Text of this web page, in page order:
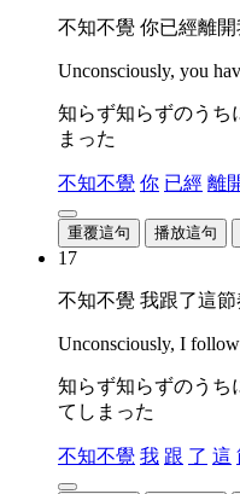
不知不覺 你已經離開
Unconsciously, you
知らず知らずのうち
まった
不知不覺 你 已經 離
重覆這句 播放這句
17
不知不覺 我跟了這節
Unconsciously, I
知らず知らずのうち
てしまった
不知不覺 我 跟 了 這